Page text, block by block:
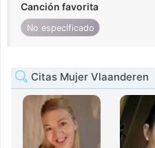
Canción favorita
No especificado
Citas Mujer Vlaanderen